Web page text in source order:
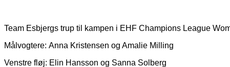
Team Esbjergs trup til kampen i EHF Champions League
Målvogtere: Anna Kristensen og Amalie Milling
Venstre fløj: Elin Hansson og Sanna Solberg